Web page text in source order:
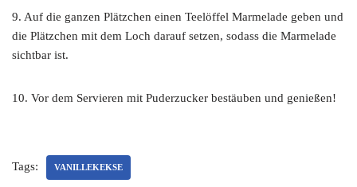
9. Auf die ganzen Plätzchen einen Teelöffel Marmelade geben und
die Plätzchen mit dem Loch darauf setzen, sodass die Marmelade
sichtbar ist.
10. Vor dem Servieren mit Puderzucker bestäuben und genießen!
Tags: VANILLEKEKSE